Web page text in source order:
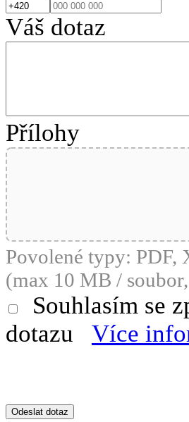
Váš dotaz
Přílohy
Povolené typy: PDF,
(max 10 MB /
Souhlasím se
dotazu
Více